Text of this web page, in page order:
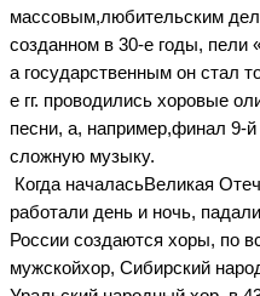
массовым,любительским
созданном в 30-е годы, пели
а государственным он стал
е гг. проводились хоровые
песни, а, например,финал 9-
сложную музыку.
Когда началасьВеликая
работали день и ночь,
России создаются хоры, по
мужскойхор, Сибирский